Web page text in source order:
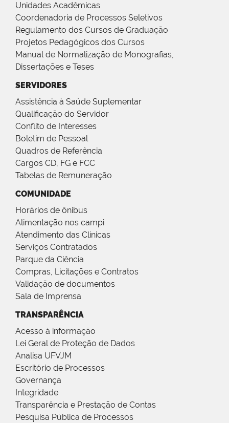
Unidades Acadêmicas
Coordenadoria de Processos Seletivos
Regulamento dos Cursos de Graduação
Projetos Pedagógicos dos Cursos
Manual de Normalização de Monografias,
Dissertações e Teses
SERVIDORES
Assistência à Saúde Suplementar
Qualificação do Servidor
Conflito de Interesses
Boletim de Pessoal
Quadros de Referência
Cargos CD, FG e FCC
Tabelas de Remuneração
COMUNIDADE
Horários de ônibus
Alimentação nos campi
Atendimento das Clínicas
Serviços Contratados
Parque da Ciência
Compras, Licitações e Contratos
Validação de documentos
Sala de Imprensa
TRANSPARÊNCIA
Acesso à informação
Lei Geral de Proteção de Dados
Analisa UFVJM
Escritório de Processos
Governança
Integridade
Transparência e Prestação de Contas
Pesquisa Pública de Processos